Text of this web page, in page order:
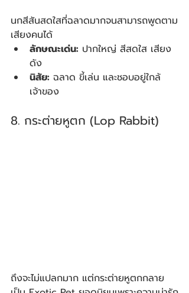
นกสีสันสดใสที่ฉลาดมากจนสามารถพูดตาม
เสียงคนได้
ลักษณะเด่น: ปากใหญ่ สีสดใส เสียง
ดัง
นิสัย: ฉลาด ขี้เล่น และชอบอยู่ใกล้
เจ้าของ
8. กระต่ายหูตก (Lop Rabbit)
ถึงจะไม่แปลกมาก แต่กระต่ายหูตกกลาย